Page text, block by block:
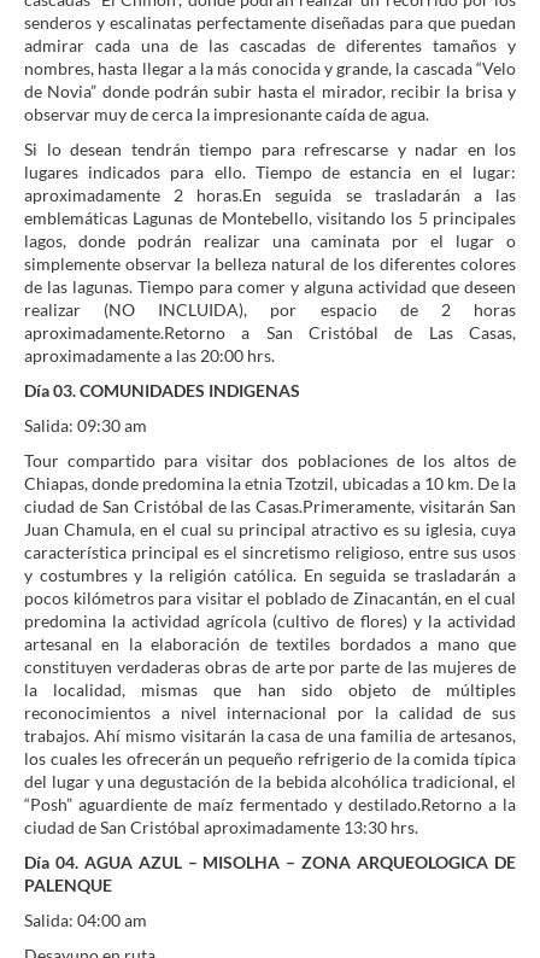
senderos y escalinatas perfectamente diseñadas para que puedan
admirar cada una de las cascadas de diferentes tamaños y
nombres, hasta llegar a la más conocida y grande, la cascada “Velo
de Novia” donde podrán subir hasta el mirador, recibir la brisa y
observar muy de cerca la impresionante caída de agua.
Si lo desean tendrán tiempo para refrescarse y nadar en los
lugares indicados para ello. Tiempo de estancia en el lugar:
aproximadamente 2 horas.En seguida se trasladarán a las
emblemáticas Lagunas de Montebello, visitando los 5 principales
lagos, donde podrán realizar una caminata por el lugar o
simplemente observar la belleza natural de los diferentes colores
de las lagunas. Tiempo para comer y alguna actividad que deseen
realizar (NO INCLUIDA), por espacio de 2 horas
aproximadamente.Retorno a San Cristóbal de Las Casas,
aproximadamente a las 20:00 hrs.
Día 03. COMUNIDADES INDIGENAS
Salida: 09:30 am
Tour compartido para visitar dos poblaciones de los altos de
Chiapas, donde predomina la etnia Tzotzil, ubicadas a 10 km. De la
ciudad de San Cristóbal de las Casas.Primeramente, visitarán San
Juan Chamula, en el cual su principal atractivo es su iglesia, cuya
característica principal es el sincretismo religioso, entre sus usos
y costumbres y la religión católica. En seguida se trasladarán a
pocos kilómetros para visitar el poblado de Zinacantán, en el cual
predomina la actividad agrícola (cultivo de flores) y la actividad
artesanal en la elaboración de textiles bordados a mano que
constituyen verdaderas obras de arte por parte de las mujeres de
la localidad, mismas que han sido objeto de múltiples
reconocimientos a nivel internacional por la calidad de sus
trabajos. Ahí mismo visitarán la casa de una familia de artesanos,
los cuales les ofrecerán un pequeño refrigerio de la comida típica
del lugar y una degustación de la bebida alcohólica tradicional, el
“Posh” aguardiente de maíz fermentado y destilado.Retorno a la
ciudad de San Cristóbal aproximadamente 13:30 hrs.
Día 04. AGUA AZUL – MISOLHA – ZONA ARQUEOLOGICA DE
PALENQUE
Salida: 04:00 am